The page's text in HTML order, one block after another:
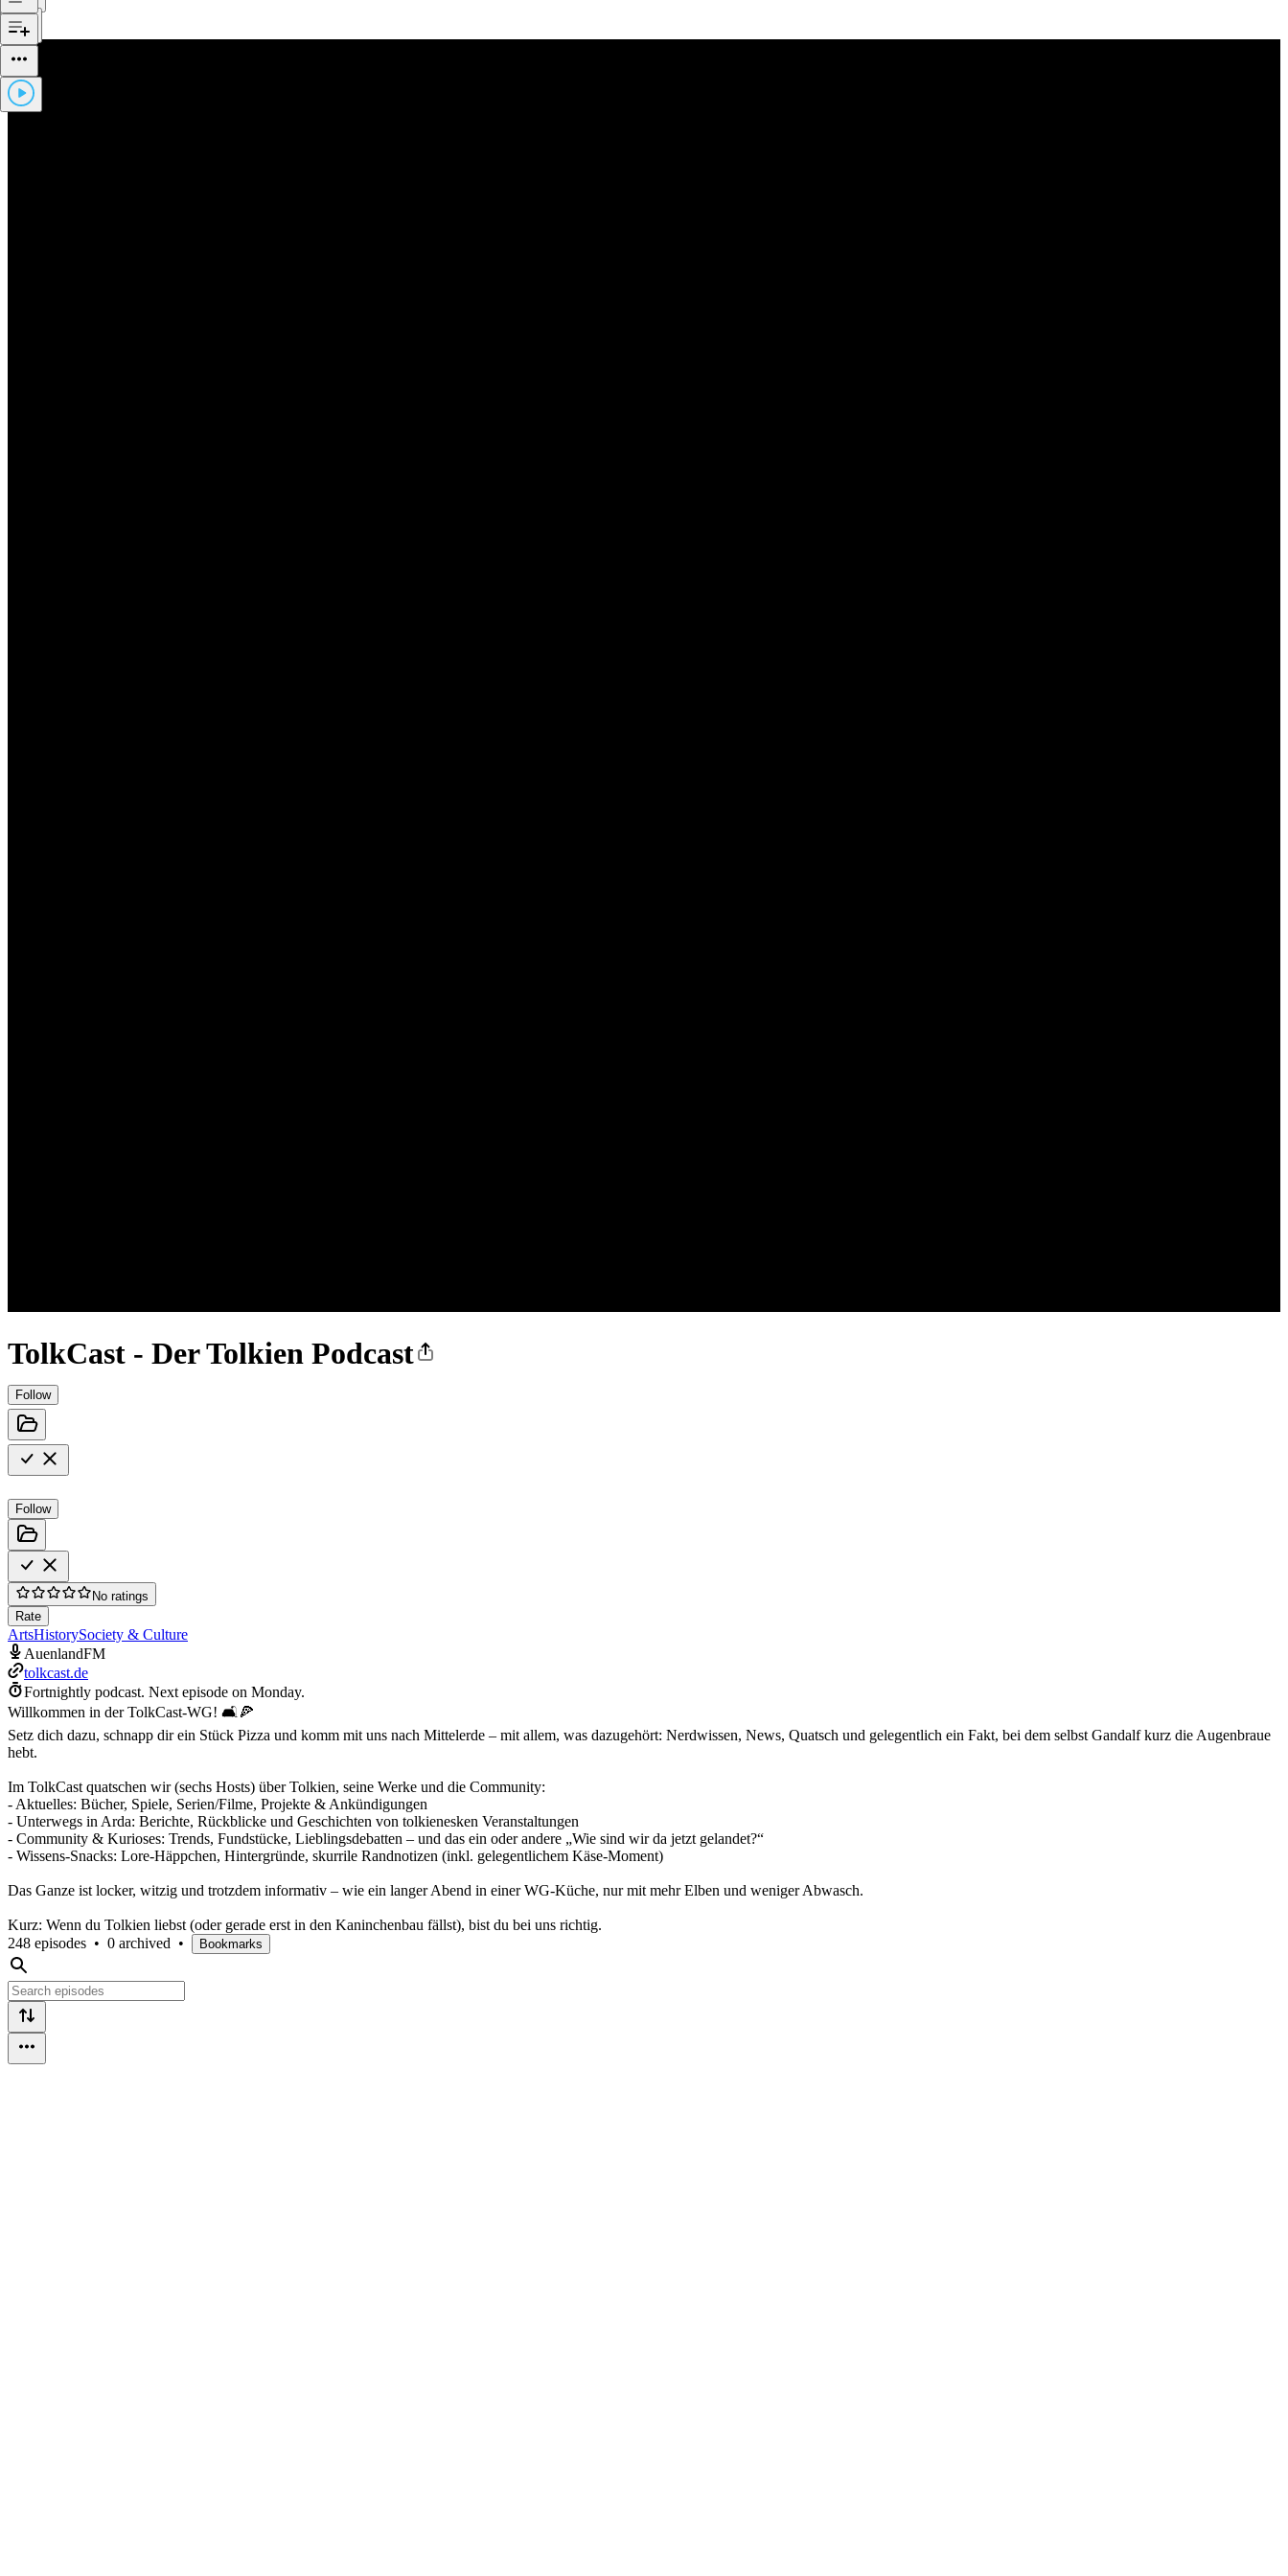
TolkCast - Der Tolkien Podcast
Follow
Follow
No ratings
Rate
ArtsHistorySociety & Culture
AuenlandFM
tolkcast.de
Fortnightly podcast. Next episode on Monday.
Willkommen in der TolkCast-WG! 🛋️🍕
Setz dich dazu, schnapp dir ein Stück Pizza und komm mit uns nach Mittelerde – mit allem, was dazugehört: Nerdwissen, News, Quatsch und gelegentlich ein Fakt, bei dem selbst Gandalf kurz die Augenbraue
hebt.
Im TolkCast quatschen wir (sechs Hosts) über Tolkien, seine Werke und die Community:
- Aktuelles: Bücher, Spiele, Serien/Filme, Projekte & Ankündigungen
- Unterwegs in Arda: Berichte, Rückblicke und Geschichten von tolkienesken Veranstaltungen
- Community & Kurioses: Trends, Fundstücke, Lieblingsdebatten – und das ein oder andere „Wie sind wir da jetzt gelandet?“
- Wissens-Snacks: Lore-Häppchen, Hintergründe, skurrile Randnotizen (inkl. gelegentlichem Käse-Moment)
Das Ganze ist locker, witzig und trotzdem informativ – wie ein langer Abend in einer WG-Küche, nur mit mehr Elben und weniger Abwasch.
Kurz: Wenn du Tolkien liebst (oder gerade erst in den Kaninchenbau fällst), bist du bei uns richtig.
248 episodes • 0 archived • Bookmarks